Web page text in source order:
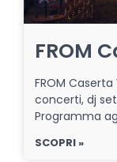
FROM
FROM
concerti, dj
Programma
SCOPRI »